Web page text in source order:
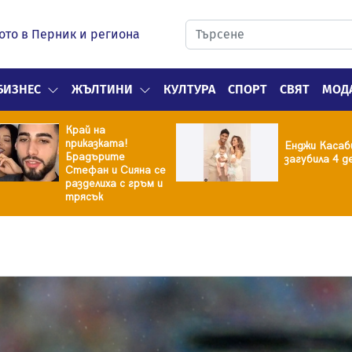
в Перник и региона
ЖЪЛТИНИ КУЛТУРА СПОРТ СВЯТ
Край на
приказката!
Брадърите
Стефан и Сияна се
разделиха с гръм и
трясък
Енджи
загубила 4